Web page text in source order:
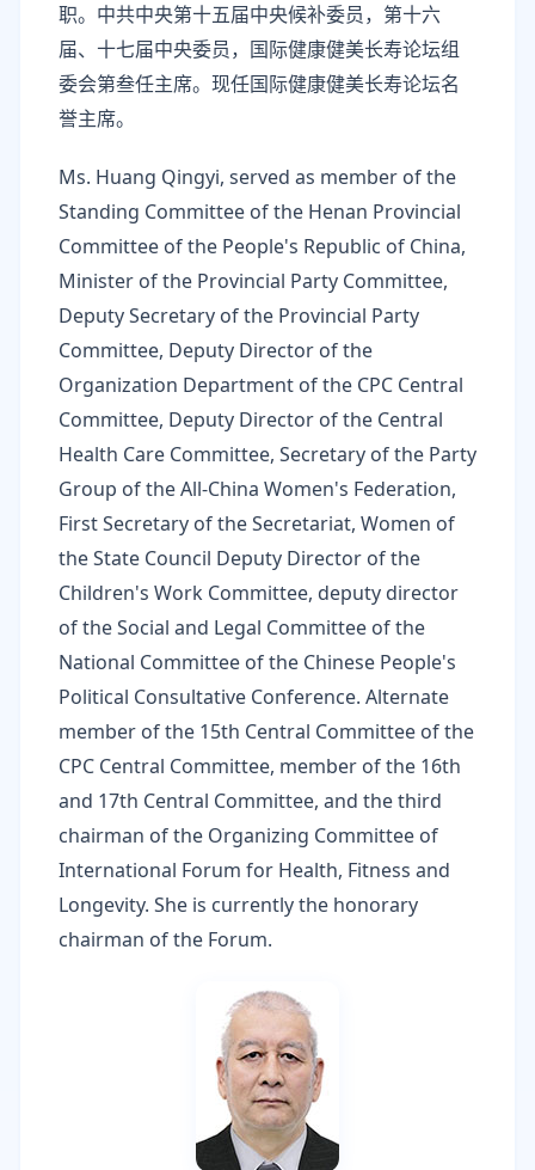
职。中共中央第十五届中央候补委员，第十六
届、十七届中央委员，国际健康健美长寿论坛组
委会第叁任主席。现任国际健康健美长寿论坛名
誉主席。
Ms. Huang Qingyi, served as member of the
Standing Committee of the Henan Provincial
Committee of the People's Republic of China,
Minister of the Provincial Party Committee,
Deputy Secretary of the Provincial Party
Committee, Deputy Director of the
Organization Department of the CPC Central
Committee, Deputy Director of the Central
Health Care Committee, Secretary of the Party
Group of the All-China Women's Federation,
First Secretary of the Secretariat, Women of
the State Council Deputy Director of the
Children's Work Committee, deputy director
of the Social and Legal Committee of the
National Committee of the Chinese People's
Political Consultative Conference. Alternate
member of the 15th Central Committee of the
CPC Central Committee, member of the 16th
and 17th Central Committee, and the third
chairman of the Organizing Committee of
International Forum for Health, Fitness and
Longevity. She is currently the honorary
chairman of the Forum.